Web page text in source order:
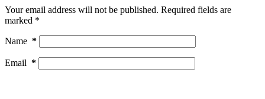
Your email address will not be published. Required fields are
marked *
Name *
Email *